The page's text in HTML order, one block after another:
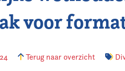
voor
Terug naar overzicht